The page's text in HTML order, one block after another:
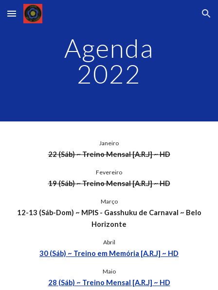
Skip to main content Skip to navigation
Agenda
2022
Janeiro
22(Sáb) ~ Treino Mensal [A.R.J] ~ HD
Fevereiro
19(Sáb) ~ Treino Mensal [A.R.J] ~ HD
Março
12-13 (Sáb-Dom) ~ MPIS - Gasshuku de Carnaval ~ Belo
Horizonte
Abril
30 (Sáb) ~ Treino em Memória [A.R.J] ~ HD
Maio
28 (Sáb) ~ Treino Mensal [A.R.J] ~ HD